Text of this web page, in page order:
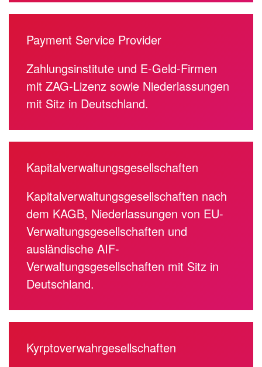
Payment Service Provider
Zahlungsinstitute und E-Geld-Firmen
mit ZAG-Lizenz sowie Niederlassungen
mit Sitz in Deutschland.
Kapitalverwaltungsgesellschaften
Kapitalverwaltungsgesellschaften nach
dem KAGB, Niederlassungen von EU-
Verwaltungsgesellschaften und
ausländische AIF-
Verwaltungsgesellschaften mit Sitz in
Deutschland.
Kyrptoverwahrgesellschaften